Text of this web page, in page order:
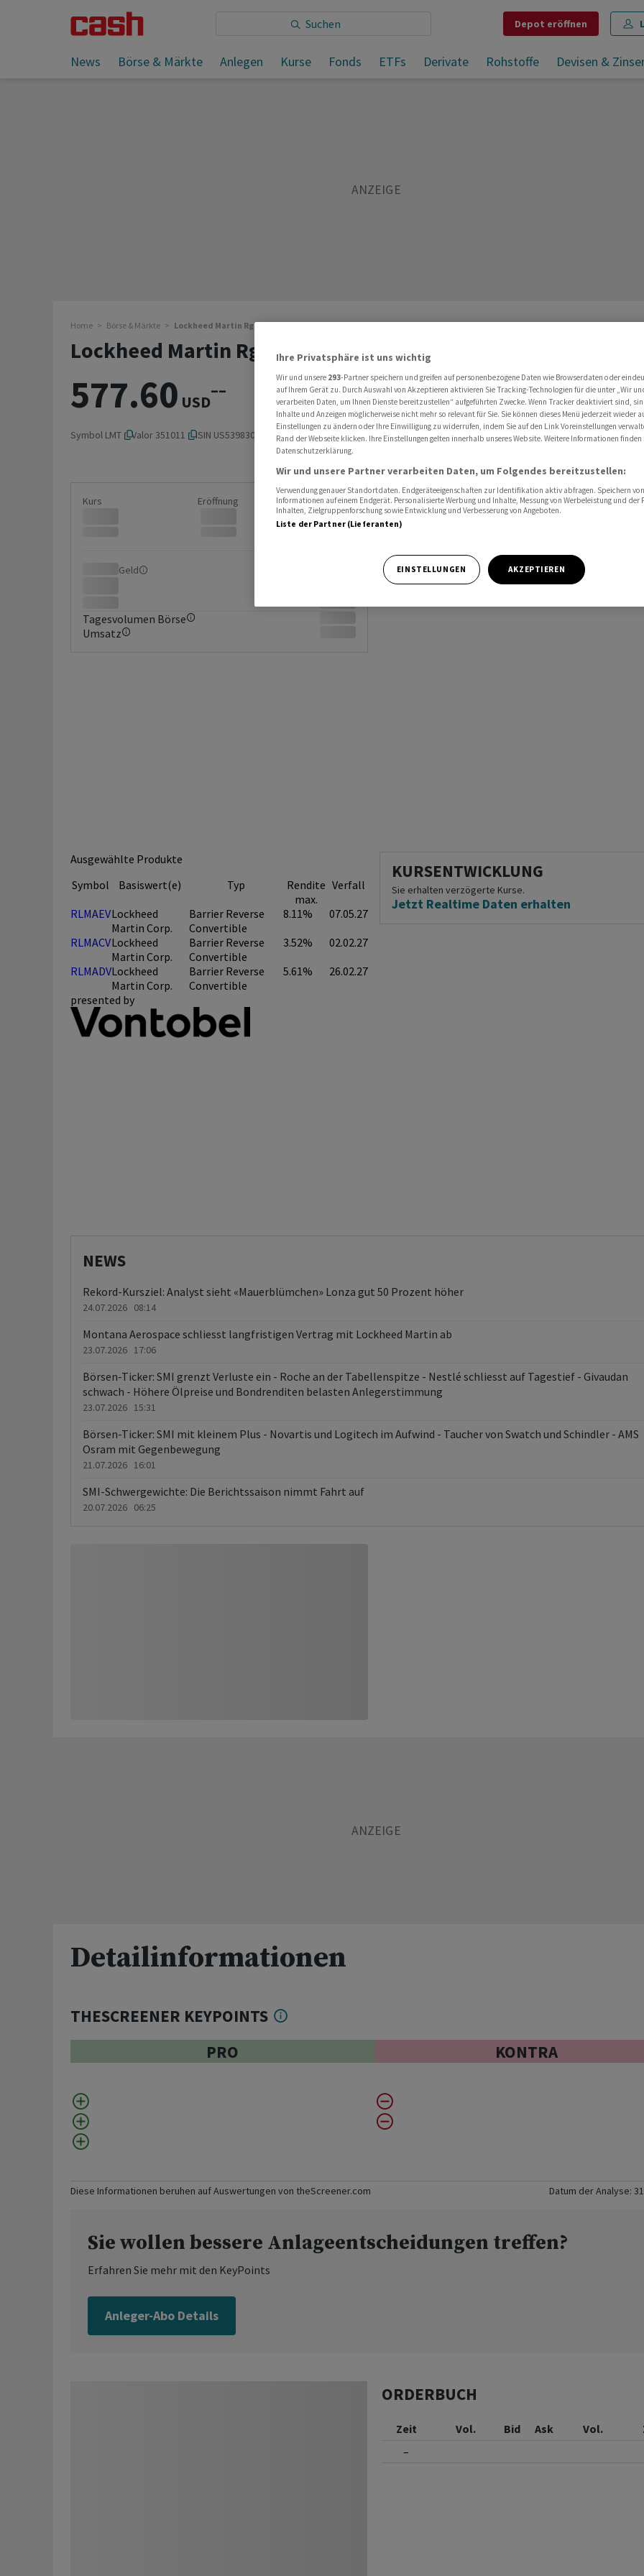
Depot eröffnen
News Börse & Märkte Anlegen Kurse Fonds ETFs Derivate Rohstoffe Devisen &
Home Börse & Märkte Lockheed Martin Rg
Lockheed Martin Rg
577.60 USD
––
Symbol LMT Valor 351011 ISIN US5398301094
Kurs Eröffnung Vortag
Geld
Tagesvolumen Börse
Umsatz
KURSENTWICKLUNG
Sie erhalten verzögerte Kurse.
Jetzt Realtime Daten erhalten
Ausgewählte Produkte
Symbol
Basiswert(e) Typ
Rendite
max.
Verfall
RLMAEVLockheed
Martin Corp.
Barrier Reverse
Convertible
8.11%
07.05.27
RLMACVLockheed
Martin Corp.
Barrier Reverse
Convertible
3.52%
02.02.27
RLMADVLockheed
Martin Corp.
Barrier Reverse
Convertible
5.61%
26.02.27
presented by
NEWS
Rekord-Kursziel: Analyst sieht «Mauerblümchen» Lonza gut 50 Prozent höher
24.07.2026 08:14
Montana Aerospace schliesst langfristigen Vertrag mit Lockheed Martin ab
23.07.2026 17:06
Börsen-Ticker: SMI grenzt Verluste ein - Roche an der Tabellenspitze - Nestlé schliesst auf Tagestief - Givaudan
schwach - Höhere Ölpreise und Bondrenditen belasten Anlegerstimmung
23.07.2026 15:31
Börsen-Ticker: SMI mit kleinem Plus - Novartis und Logitech im Aufwind - Taucher von Swatch und Schindler - AMS
Osram mit Gegenbewegung
21.07.2026 16:01
SMI-Schwergewichte: Die Berichtssaison nimmt Fahrt auf
20.07.2026 06:25
Detailinformationen
THESCREENER KEYPOINTS
PRO
KONTRA
Diese Informationen beruhen auf Auswertungen von theScreener.com Datum der Analyse:
Sie wollen bessere Anlageentscheidungen treffen?
Erfahren Sie mehr mit den KeyPoints
Anleger-Abo Details
ORDERBUCH
Zeit Vol. Bid Ask Vol.
–
Ihre Privatsphäre ist uns wichtig
Wir und unsere 293-Partner speichern und greifen auf personenbezogene Daten wie Browserdaten oder
auf Ihrem Gerät zu. Durch Auswahl von Akzeptieren aktivieren Sie Tracking-Technologien für die unter „Wir
verarbeiten Daten, um Ihnen Dienste bereitzustellen“ aufgeführten Zwecke. Wenn Tracker deaktiviert sind,
Inhalte und Anzeigen möglicherweise nicht mehr so relevant für Sie. Sie können dieses Menü jederzeit wieder
Einstellungen zu ändern oder Ihre Einwilligung zu widerrufen, indem Sie auf den Link Voreinstellungen
Rand der Webseite klicken. Ihre Einstellungen gelten innerhalb unseres Website. Weitere Informationen finden
Datenschutzerklärung.
Wir und unsere Partner verarbeiten Daten, um Folgendes bereitzustellen:
Verwendung genauer Standortdaten. Endgeräteeigenschaften zur Identifikation aktiv abfragen. Speichern
Informationen auf einem Endgerät. Personalisierte Werbung und Inhalte, Messung von Werbeleistung und der
Inhalten, Zielgruppenforschung sowie Entwicklung und Verbesserung von Angeboten.
Liste der Partner (Lieferanten)
EINSTELLUNGEN AKZEPTIEREN